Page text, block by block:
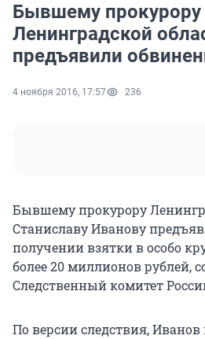
Бывшему прокурору
Ленинградской
предъявили
4 ноября 2016, 17:57 236
Бывшему прокурору
Станиславу Иванову
получении взятки в особо
более 20 миллионов рублей,
Следственный комитет
По версии следствия, Иванов